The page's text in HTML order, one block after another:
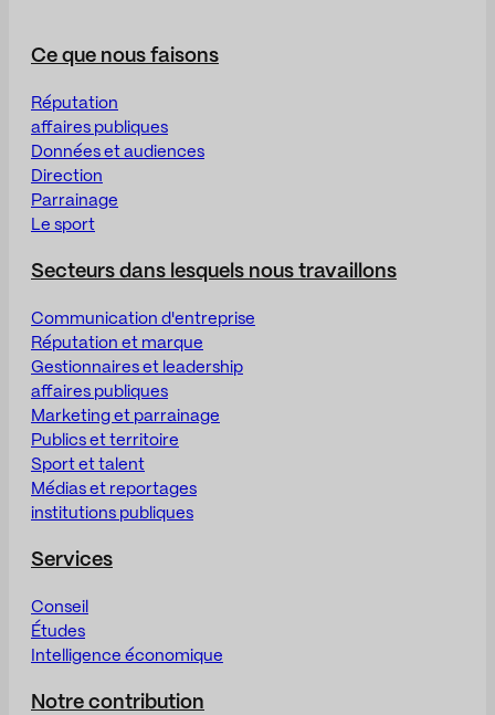
Ce que nous faisons
Réputation
affaires publiques
Données et audiences
Direction
Parrainage
Le sport
Secteurs dans lesquels nous travaillons
Communication d'entreprise
Réputation et marque
Gestionnaires et leadership
affaires publiques
Marketing et parrainage
Publics et territoire
Sport et talent
Médias et reportages
institutions publiques
Services
Conseil
Études
Intelligence économique
Notre contribution